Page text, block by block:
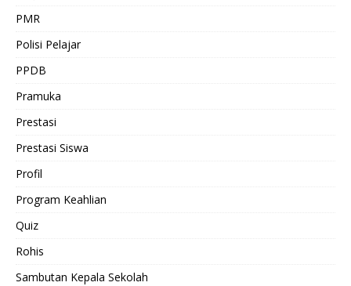
PMR
Polisi Pelajar
PPDB
Pramuka
Prestasi
Prestasi Siswa
Profil
Program Keahlian
Quiz
Rohis
Sambutan Kepala Sekolah